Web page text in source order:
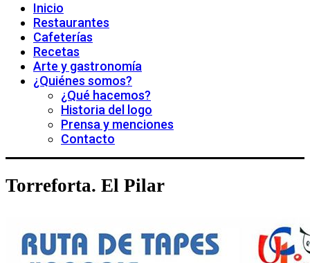
Inicio
Restaurantes
Cafeterías
Recetas
Arte y gastronomía
¿Quiénes somos?
¿Qué hacemos?
Historia del logo
Prensa y menciones
Contacto
Torreforta. El Pilar